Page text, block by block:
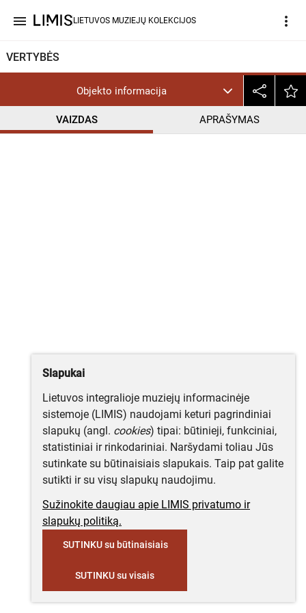
menu LIETUVOS MUZIEJŲ KOLEKCIJOS more_vert
VERTYBĖS
Objekto informacija
VAIZDAS APRAŠYMAS
Slapukai
Lietuvos integralioje muziejų informacinėje
sistemoje (LIMIS) naudojami keturi pagrindiniai
slapukų (angl. cookies) tipai: būtinieji, funkciniai,
statistiniai ir rinkodariniai. Naršydami toliau Jūs
sutinkate su būtinaisiais slapukais. Taip pat galite
sutikti ir su visų slapukų naudojimu.
Sužinokite daugiau apie LIMIS privatumo ir
slapukų politiką.
SUTINKU su būtinaisiais
SUTINKU su visais